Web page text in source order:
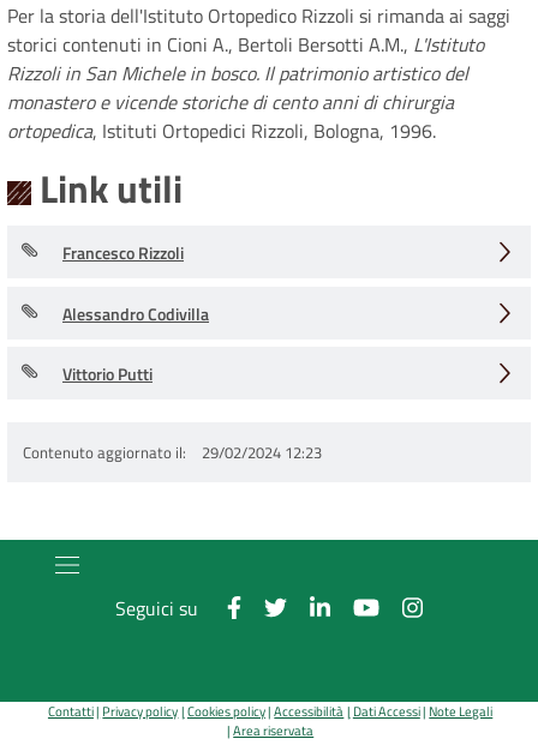
Per la storia dell'Istituto Ortopedico Rizzoli si rimanda ai saggi
storici contenuti in Cioni A., Bertoli Bersotti A.M., L'Istituto
Rizzoli in San Michele in bosco. Il patrimonio artistico del
monastero e vicende storiche di cento anni di chirurgia
ortopedica, Istituti Ortopedici Rizzoli, Bologna, 1996.
Link utili
Francesco Rizzoli
Alessandro Codivilla
Vittorio Putti
Contenuto aggiornato il 29/02/2024 12:23
Seguici su
Contatti Privacy policy Cookies policy Accessibilità Dati Accessi Note Legali
Area riservata